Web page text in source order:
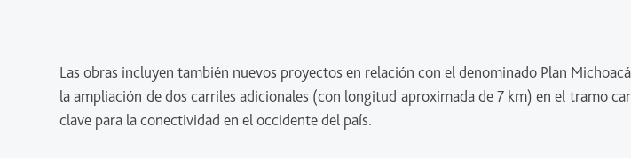
Las obras incluyen también nuevos proyectos en relación con el denominado Plan
la ampliación de dos carriles adicionales (con longitud aproximada de 7 km) en el tramo
clave para la conectividad en el occidente del país.